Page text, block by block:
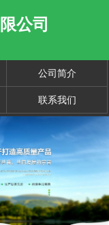
公司
公司简介
联系我们